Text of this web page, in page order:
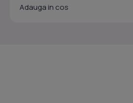
Adauga in cos